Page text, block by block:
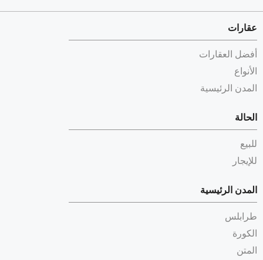
عقارات
أفضل العقارات
الأنواع
المدن الرئيسية
الحالة
للبيع
للإيجار
المدن الرئيسية
طرابلس
الكورة
المتن